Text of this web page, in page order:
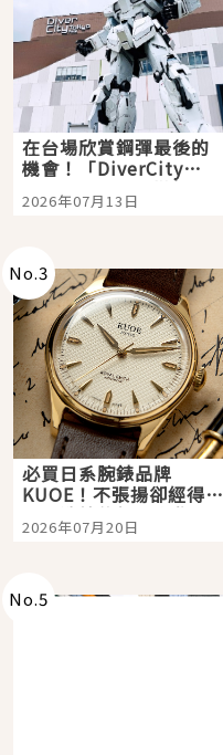
在台場欣賞鋼彈最後的
機會！「DiverCity
Tokyo Plaza」搭船、
購物、美食及夜景，一
2026年07月13日
No.3
必買日系腕錶品牌
KUOE！不張揚卻經得起
時間洗鍊的經典之作五
選
2026年07月20日
No.5